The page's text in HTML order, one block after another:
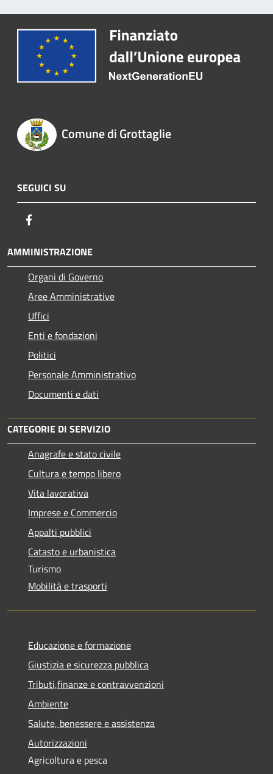
Comune di Grottaglie
SEGUICI SU
AMMINISTRAZIONE
Organi di Governo
Aree Amministrative
Uffici
Enti e fondazioni
Politici
Personale Amministrativo
Documenti e dati
CATEGORIE DI SERVIZIO
Anagrafe e stato civile
Cultura e tempo libero
Vita lavorativa
Imprese e Commercio
Appalti pubblici
Catasto e urbanistica
Turismo
Mobilità e trasporti
Educazione e formazione
Giustizia e sicurezza pubblica
Tributi,finanze e contravvenzioni
Ambiente
Salute, benessere e assistenza
Autorizzazioni
Agricoltura e pesca